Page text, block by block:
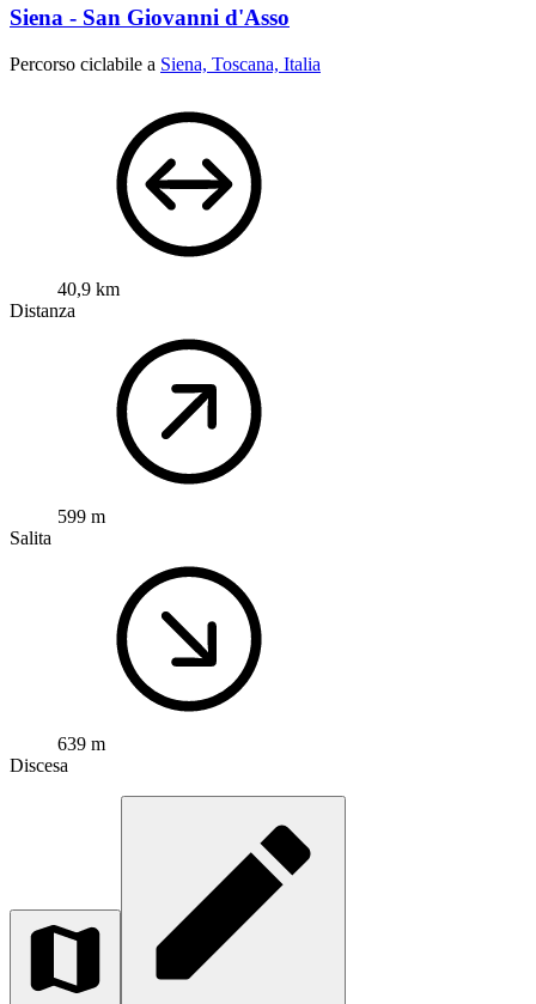
Siena - San Giovanni d'Asso
Percorso ciclabile a Siena, Toscana, Italia
40,9 km
Distanza
599 m
Salita
639 m
Discesa